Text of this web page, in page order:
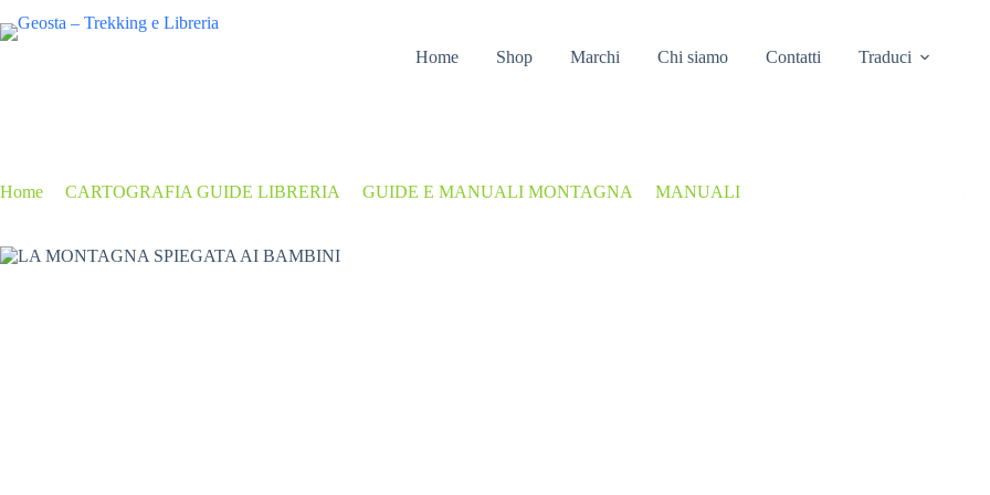
al
Home Shop Marchi Chi siamo Contatti Traduci
Home CARTOGRAFIA GUIDE LIBRERIA GUIDE E MANUALI MONTAGNA MANUALI